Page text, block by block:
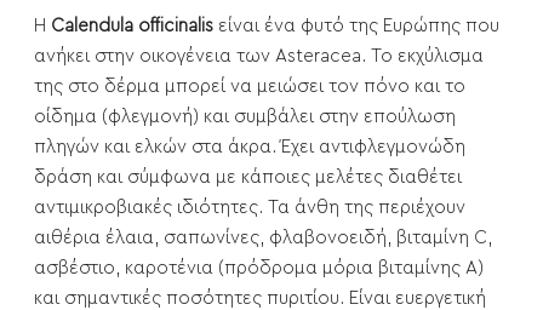
Η Calendula officinalis είναι ένα φυτό της Ευρώπης που
ανήκει στην οικογένεια των Asteracea. Το εκχύλισμα
της στο δέρμα μπορεί να μειώσει τον πόνο και το
οίδημα (φλεγμονή) και συμβάλει στην επούλωση
πληγών και ελκών στα άκρα. Έχει αντιφλεγμονώδη
δράση και σύμφωνα με κάποιες μελέτες διαθέτει
αντιμικροβιακές ιδιότητες. Τα άνθη της περιέχουν
αιθέρια έλαια, σαπωνίνες, φλαβονοειδή, βιταμίνη C,
ασβέστιο, καροτένια (πρόδρομα μόρια βιταμίνης Α)
και σημαντικές ποσότητες πυριτίου. Είναι ευεργετική